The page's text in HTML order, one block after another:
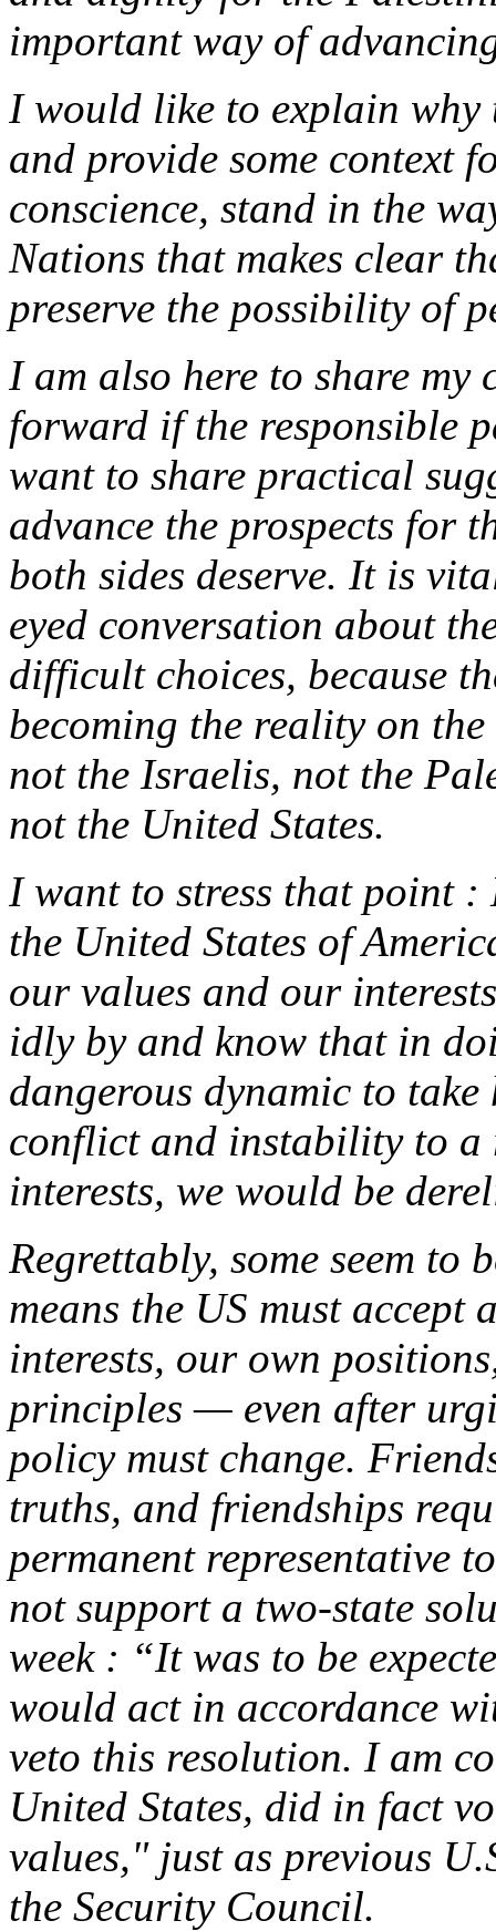
important way of
I would like to explain
and provide some context
conscience, stand in the
Nations that makes clear
preserve the possibility of
I am also here to share
forward if the responsible
want to share practical
advance the prospects for
both sides deserve. It is
eyed conversation about
difficult choices, because
becoming the reality on
not the Israelis, not the
not the United States.
I want to stress that point
the United States of
our values and our
idly by and know that in
dangerous dynamic to
conflict and instability to a
interests, we would be
Regrettably, some seem to
means the US must
interests, our own
principles — even after
policy must change.
truths, and friendships
permanent representative
not support a two-state
week : “It was to be
would act in accordance
veto this resolution. I am
United States, did in fact
values," just as previous
the Security Council.